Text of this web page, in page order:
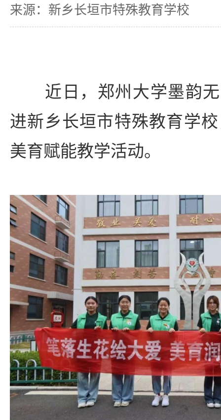
来源：新乡长垣市特殊教育学校
近日，郑州大学墨韵无
进新乡长垣市特殊教育学校
美育赋能教学活动。